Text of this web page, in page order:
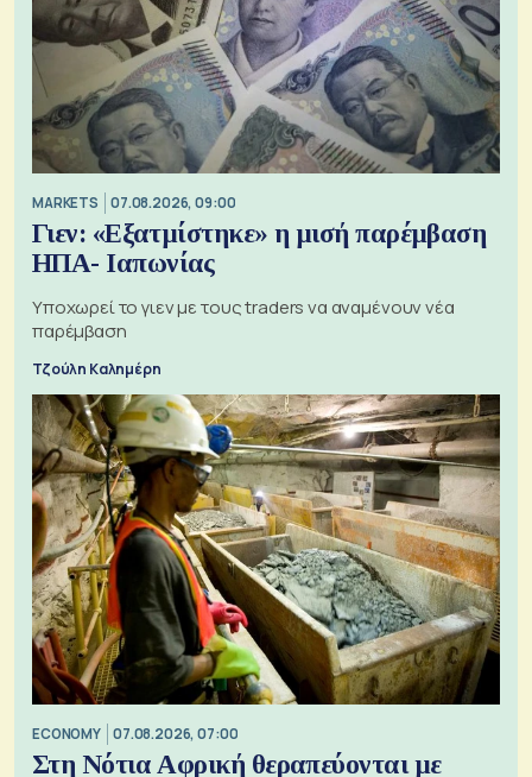
MARKETS 07.08.2026, 09:00
Γιεν: «Εξατμίστηκε» η μισή παρέμβαση
ΗΠΑ- Ιαπωνίας
Υποχωρεί το γιεν με τους traders να αναμένουν νέα
παρέμβαση
Τζούλη Καλημέρη
ECONOMY 07.08.2026, 07:00
Στη Νότια Αφρική θεραπεύονται με